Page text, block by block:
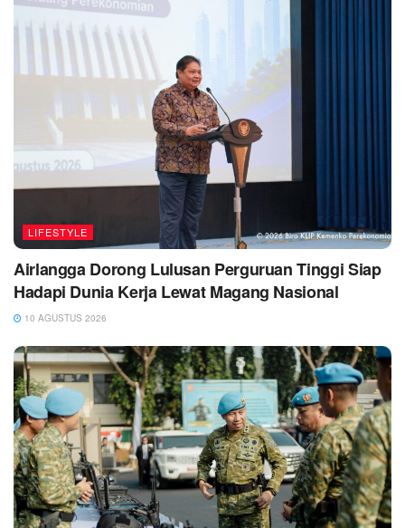
LIFESTYLE
Airlangga Dorong Lulusan Perguruan Tinggi Siap
Hadapi Dunia Kerja Lewat Magang Nasional
10 AGUSTUS 2026